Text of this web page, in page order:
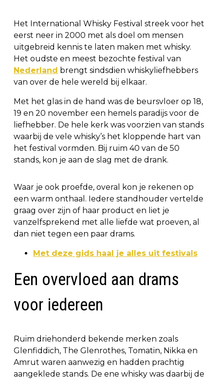
Het International Whisky Festival streek voor het
eerst neer in 2000 met als doel om mensen
uitgebreid kennis te laten maken met whisky.
Het oudste en meest bezochte festival van
Nederland brengt sindsdien whiskyliefhebbers
van over de hele wereld bij elkaar.
Met het glas in de hand was de beursvloer op 18,
19 en 20 november een hemels paradijs voor de
liefhebber. De hele kerk was voorzien van stands
waarbij de vele whisky’s het kloppende hart van
het festival vormden. Bij ruim 40 van de 50
stands, kon je aan de slag met de drank.
Waar je ook proefde, overal kon je rekenen op
een warm onthaal. Iedere standhouder vertelde
graag over zijn of haar product en liet je
vanzelfsprekend met alle liefde wat proeven, al
dan niet tegen een paar drams.
Met deze gids haal je alles uit festivals
Een overvloed aan drams
voor iedereen
Ruim driehonderd bekende merken zoals
Glenfiddich, The Glenrothes, Tomatin, Nikka en
Amrut waren aanwezig en hadden prachtig
aangeklede stands. De ene whisky was daarbij de